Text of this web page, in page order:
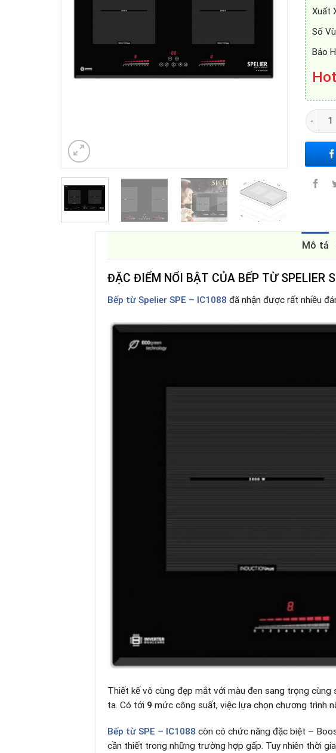
Số
BẾP
Mô tả
ĐẶC ĐIỂM NỔI BẬT CỦA BẾP TỪ SPELIER
Bếp từ Spelier SPE – IC1088 đã nhận được rất nhiều
Thiết kế vô cùng đẹp mắt với màu đen sang trọng cùng
ta. Có tới 9 mức công suất, việc lựa chọn chương trình
Bếp từ SPE – IC1088 còn có chức năng đặc biệt –
cần thiết trong những trường hợp gấp. Tuy nhiên thời